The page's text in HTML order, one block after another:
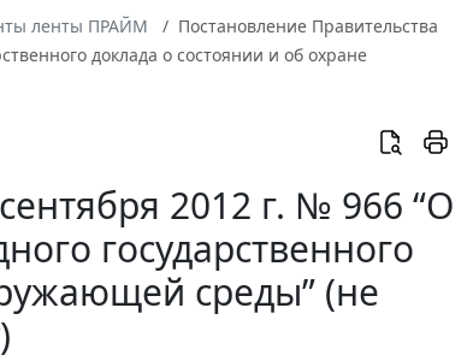
ленты ПРАЙМ
Постановление Правительства
доклада о состоянии и об охране
2012 г. № 966 “О
государственного
среды” (не